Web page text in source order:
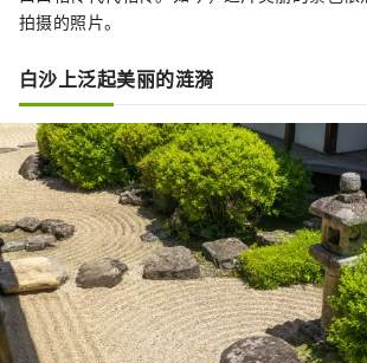
拍摄的照片。
白沙上泛起美丽的涟漪